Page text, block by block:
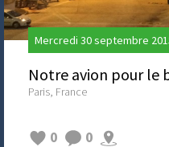
Mercredi 30 septembre
Notre avion pour le
Paris, France
0 0